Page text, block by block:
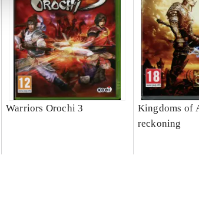
Warriors Orochi 3
Kingdoms of
reckoning